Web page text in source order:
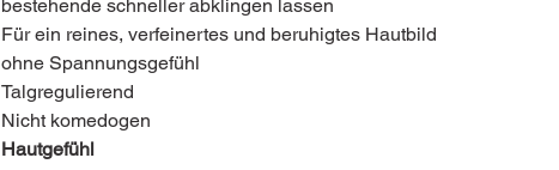
bestehende schneller abklingen lassen
Für ein reines, verfeinertes und beruhigtes Hautbild
ohne Spannungsgefühl
Talgregulierend
Nicht komedogen
Hautgefühl